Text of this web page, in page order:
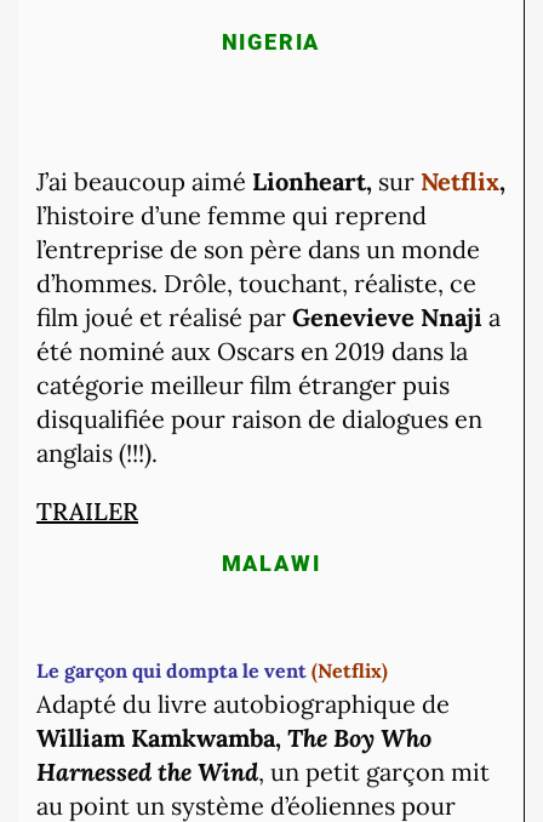
NIGERIA
J’ai beaucoup aimé Lionheart, sur Netflix,
l’histoire d’une femme qui reprend
l’entreprise de son père dans un monde
d’hommes. Drôle, touchant, réaliste, ce
film joué et réalisé par Genevieve Nnaji a
été nominé aux Oscars en 2019 dans la
catégorie meilleur film étranger puis
disqualifiée pour raison de dialogues en
anglais (!!!).
TRAILER
MALAWI
Le garçon qui dompta le vent (Netflix)
Adapté du livre autobiographique de
William Kamkwamba, The Boy Who
Harnessed the Wind, un petit garçon mit
au point un système d’éoliennes pour